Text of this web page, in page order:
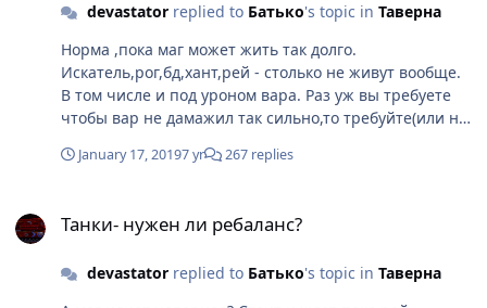
devastatorreplied to Батько's topic in Таверна
Норма ,пока маг может жить так долго.
Искатель,рог,бд,хант,рей - столько не живут вообще.
В том числе и под уроном вара. Раз уж вы требуете
чтобы вар не дамажил так сильно,то требуйте(или не
дамагеров.
January 17, 20197 yr 267 replies
Танки- нужен ли ребаланс?
devastatorreplied to Батько's topic in Таверна